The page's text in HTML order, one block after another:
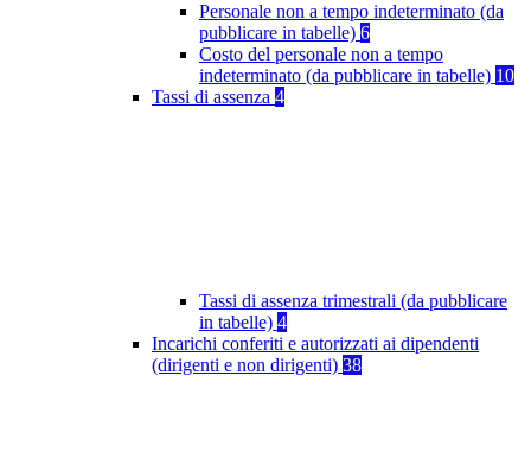
Personale non a tempo indeterminato (da
pubblicare in tabelle) 6
Costo del personale non a tempo
indeterminato (da pubblicare in tabelle) 10
Tassi di assenza 4
Tassi di assenza trimestrali (da pubblicare
in tabelle) 4
Incarichi conferiti e autorizzati ai dipendenti
(dirigenti e non dirigenti) 38